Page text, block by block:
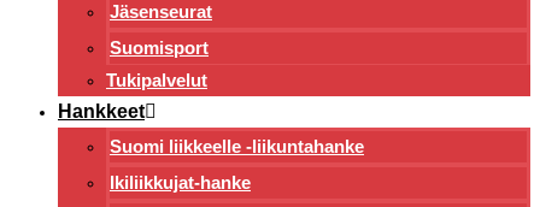
Jäsenseurat
Suomisport
Tukipalvelut
Hankkeet
Suomi liikkeelle -liikuntahanke
Ikiliikkujat-hanke